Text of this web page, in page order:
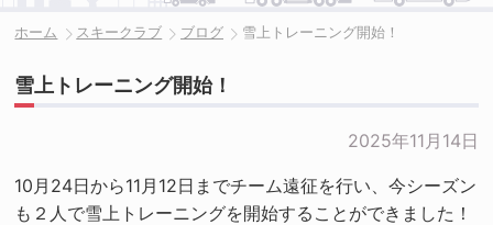
ホーム スキークラブ ブログ 雪上トレーニング開始！
雪上トレーニング開始！
2025年11月14日
10月24日から11月12日までチーム遠征を行い、今シーズン
も２人で雪上トレーニングを開始することができました！